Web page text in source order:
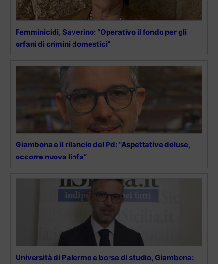
Femminicidi, Saverino: “Operativo il fondo per gli
orfani di crimini domestici”
Giambona e il rilancio del Pd: “Aspettative deluse,
occorre nuova linfa”
Università di Palermo e borse di studio, Giambona: